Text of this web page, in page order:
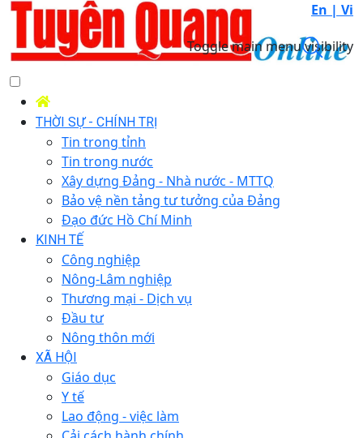
En | Vi
Toggle main menu visibility
THỜI SỰ - CHÍNH TRỊ
Tin trong tỉnh
Tin trong nước
Xây dựng Đảng - Nhà nước - MTTQ
Bảo vệ nền tảng tư tưởng của Đảng
Đạo đức Hồ Chí Minh
KINH TẾ
Công nghiệp
Nông-Lâm nghiệp
Thương mại - Dịch vụ
Đầu tư
Nông thôn mới
XÃ HỘI
Giáo dục
Y tế
Lao động - việc làm